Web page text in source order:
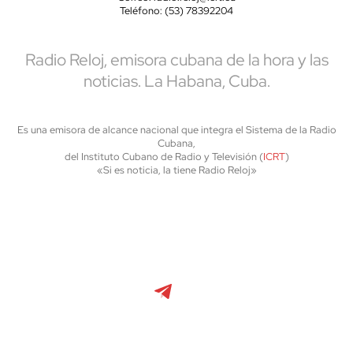
Teléfono: (53) 78392204
Radio Reloj, emisora cubana de la hora y las
noticias. La Habana, Cuba.
Es una emisora de alcance nacional que integra el Sistema de la Radio
Cubana,
del Instituto Cubano de Radio y Televisión (ICRT)
«Si es noticia, la tiene Radio Reloj»